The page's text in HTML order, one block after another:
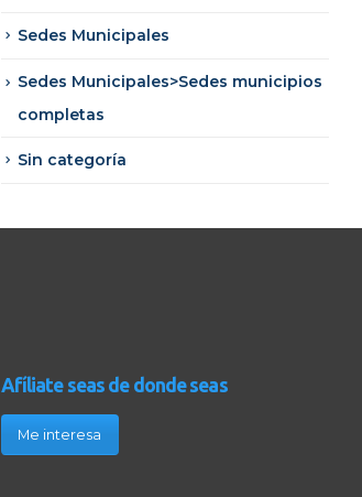
Sedes Municipales
Sedes Municipales>Sedes municipios
completas
Sin categoría
Afíliate seas de donde seas
Me interesa